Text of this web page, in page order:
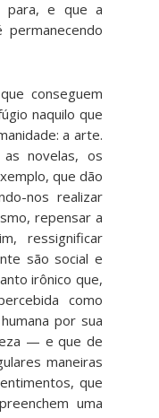
para, e que a
conseguem
naquilo que
a arte.
novelas, os
que dão
nos realizar
repensar a
ressignificar
são social e
irônico que,
como
por sua
— e que de
maneiras
que
uma